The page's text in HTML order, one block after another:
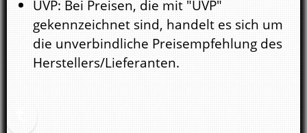
UVP: Bei Preisen, die mit "UVP"
gekennzeichnet sind, handelt es sich um
die unverbindliche Preisempfehlung des
Herstellers/Lieferanten.